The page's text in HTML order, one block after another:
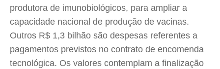
produtora de imunobiológicos, para ampliar a
capacidade nacional de produção de vacinas.
Outros R$ 1,3 bilhão são despesas referentes a
pagamentos previstos no contrato de encomenda
tecnológica. Os valores contemplam a finalização